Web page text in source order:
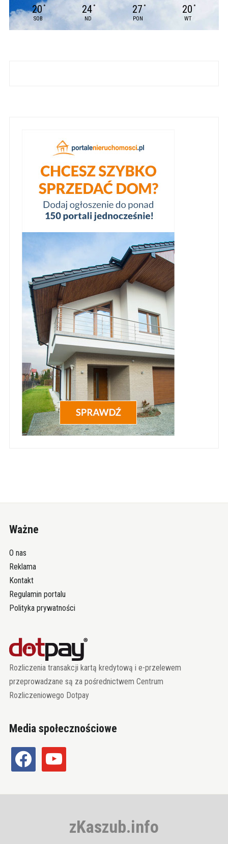
20 °
SOB
24 °
ND
27 °
PON
20 °
WT
Ważne
O nas
Reklama
Kontakt
Regulamin portalu
Polityka prywatności
Rozliczenia transakcji kartą kredytową i e-przelewem
przeprowadzane są za pośrednictwem Centrum
Rozliczeniowego Dotpay
Media społecznościowe
facebook youtube
zKaszub.info